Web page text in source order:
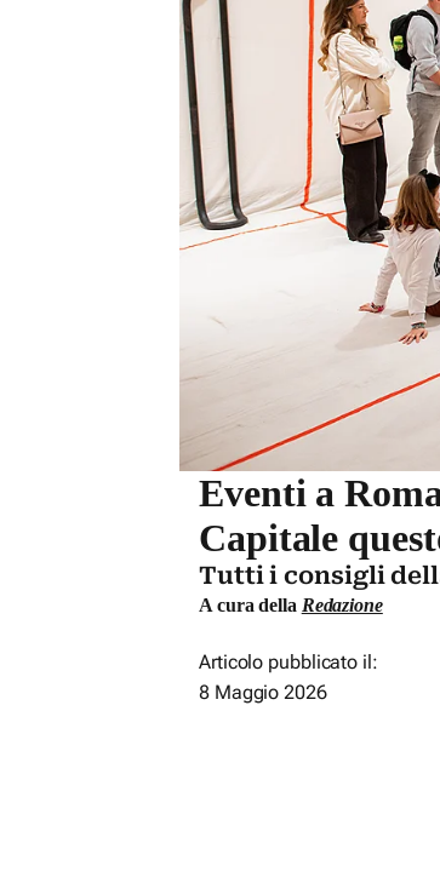
Eventi a
Capitale
Tutti i consigli
A cura della Redazione
Articolo pubblicato il:
8 Maggio 2026